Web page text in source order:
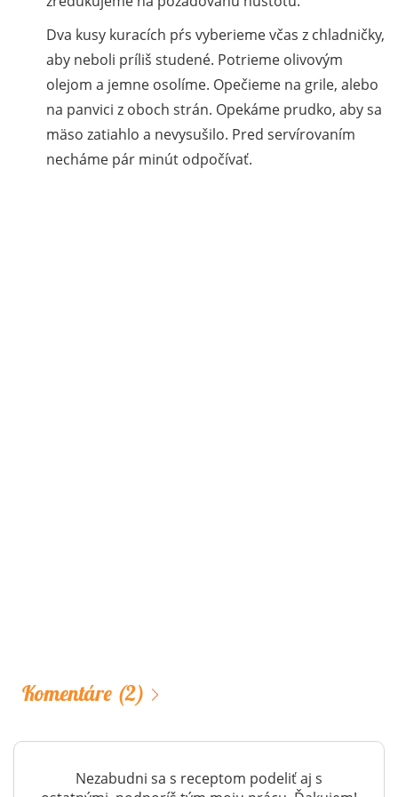
Dva kusy kuracích pŕs vyberieme včas z chladničky,
aby neboli príliš studené. Potrieme olivovým
olejom a jemne osolíme. Opečieme na grile, alebo
na panvici z oboch strán. Opekáme prudko, aby sa
mäso zatiahlo a nevysušilo. Pred servírovaním
necháme pár minút odpočívať.
Komentáre (2)
Nezabudni sa s receptom podeliť aj s